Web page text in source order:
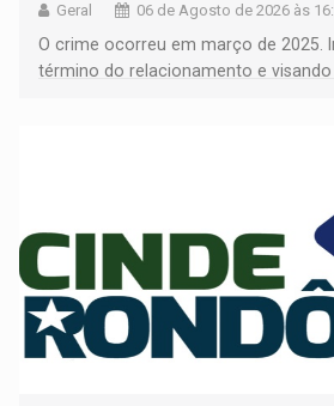
Geral 06 de Agosto de 2026 às
O crime ocorreu em março de 2025.
término do relacionamento e visando